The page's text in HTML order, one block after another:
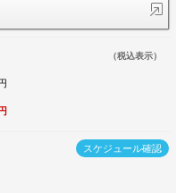
（税込表示）
円
円
スケジュール確認